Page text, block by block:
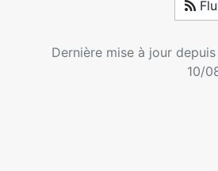
Dernière mise à jour
10/